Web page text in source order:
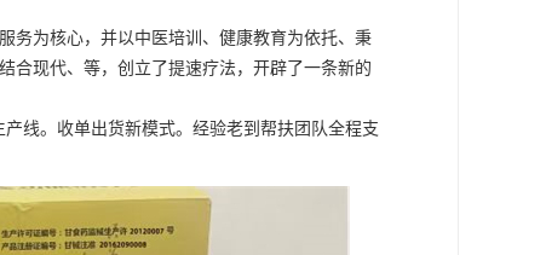
务为核心，并以中医培训、健康教育为依托、秉
合现代、等，创立了提速疗法，开辟了一条新的
线。收单出货新模式。经验老到帮扶团队全程支